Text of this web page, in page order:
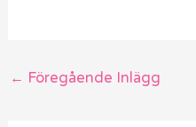
← Föregående Inlägg